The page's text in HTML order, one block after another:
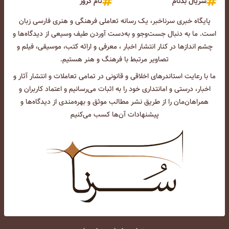
پایگاه خبری سرناخبر، یک رسانه تعاملی فرهنگی و هنری فارسی زبان
است. ما به دنبال جست‌و‌جو و به‌دست آوردن طیف وسیعی از دیدگاه‌ها و
چشم انداز‌ها در کنار انتشار اخبار ، معرفی و ارائه کتب، موسیقی، فیلم و
تصاویر مرتبط با فرهنگ و هنر هستیم.
ما با رعایت استاندرهای اخلاقی و قانونی در تمامی تعاملات و انتشار آثار و
اخبار، درستی و امانتداری خود را به اثبات می‌رسانیم و اعتماد کاربران و
همراهان‌مان را از طریق نشر مطالب موثق و بهره‌مندی از دیدگاه‌ها و
پیشنهادات آن‌ها کسب می‌کنیم